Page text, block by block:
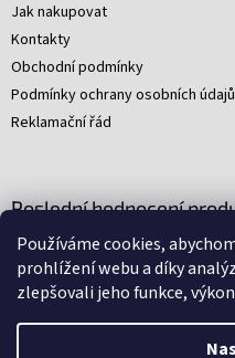
Používáme cookies,
prohlížení webu a díky
zlepšovali jeho funkce,
Jak nakupovat
Kontakty
Obchodní podmínky
Podmínky ochrany osobních údajů
Reklamační řád
Poslední hodnocení
Young Indiana
Hodnocení produktu
|